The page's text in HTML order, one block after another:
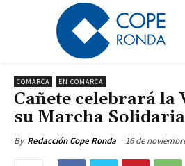
COMARCA EN COMARCA
Cañete celebrará la
su Marcha Solidaria
By Redacción Cope Ronda 16 de